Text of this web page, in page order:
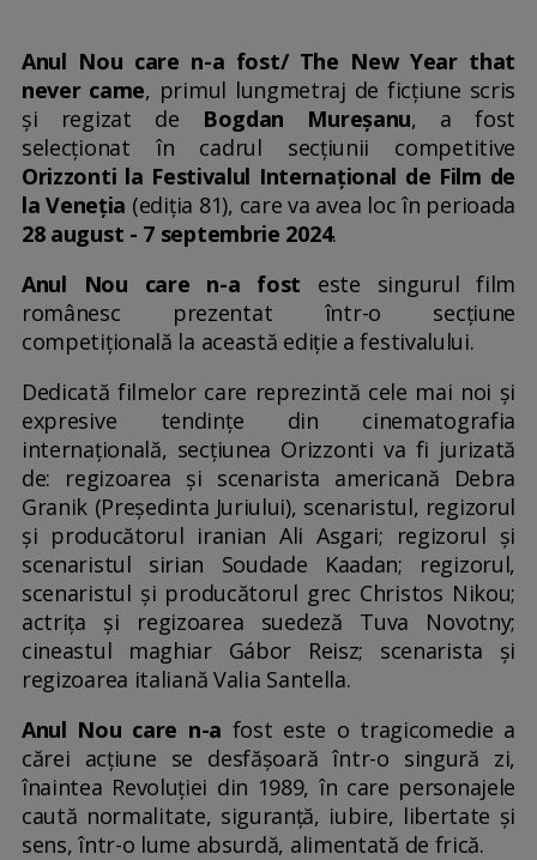
Anul Nou care n-a fost/ The New Year that
never came, primul lungmetraj de ficțiune scris
și regizat de Bogdan Mureșanu, a fost
selecționat în cadrul secțiunii competitive
Orizzonti la Festivalul Internațional de Film de
la Veneția (ediția 81), care va avea loc în perioada
28 august - 7 septembrie 2024.
Anul Nou care n-a fost este singurul film
românesc prezentat într-o secțiune
competițională la această ediție a festivalului.
Dedicată filmelor care reprezintă cele mai noi și
expresive tendințe din cinematografia
internațională, secțiunea Orizzonti va fi jurizată
de: regizoarea și scenarista americană Debra
Granik (Președinta Juriului), scenaristul, regizorul
și producătorul iranian Ali Asgari; regizorul și
scenaristul sirian Soudade Kaadan; regizorul,
scenaristul și producătorul grec Christos Nikou;
actrița și regizoarea suedeză Tuva Novotny;
cineastul maghiar Gábor Reisz; scenarista și
regizoarea italiană Valia Santella.
Anul Nou care n-a fost este o tragicomedie a
cărei acțiune se desfășoară într-o singură zi,
înaintea Revoluției din 1989, în care personajele
caută normalitate, siguranță, iubire, libertate și
sens, într-o lume absurdă, alimentată de frică.